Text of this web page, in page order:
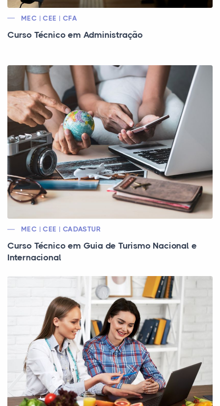
MEC | CEE | CFA
Curso Técnico em Administração
MEC | CEE | CADASTUR
Curso Técnico em Guia de Turismo Nacional e
Internacional